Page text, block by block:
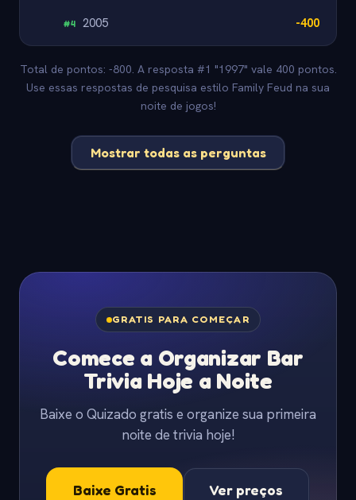
#4 2005 -400
Total de pontos: -800. A resposta #1 "1997" vale 400 pontos.
Use essas respostas de pesquisa estilo Family Feud na sua
noite de jogos!
Mostrar todas as perguntas
GRATIS PARA COMEÇAR
Comece a Organizar Bar
Trivia Hoje a Noite
Baixe o Quizado gratis e organize sua primeira
noite de trivia hoje!
Baixe Gratis Ver preços